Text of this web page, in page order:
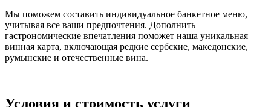
Мы поможем составить индивидуальное банкетное меню,
учитывая все ваши предпочтения. Дополнить
гастрономические впечатления поможет наша уникальная
винная карта, включающая редкие сербские, македонские,
румынские и отечественные вина.
Условия и стоимость услуги